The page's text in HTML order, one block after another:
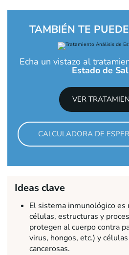
TAMBIÉN TE
Echa un vistazo al
Estado de
VER
CALCULADORA DE
Ideas clave
El sistema inmunológico es
células, estructuras y
protegen al cuerpo contra
virus, hongos, etc.) y
cancerosas.